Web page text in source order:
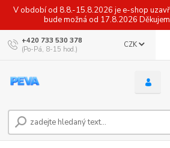
V období od 8.8.-15.8.2026 je e-shop
bude možná od 17.8.2026
CZK
+420 733 530 378
(Po-Pá, 8-15 hod.)